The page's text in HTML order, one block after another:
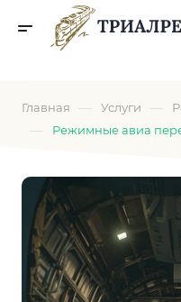
Главная — Услуги —
— Режимные авиа